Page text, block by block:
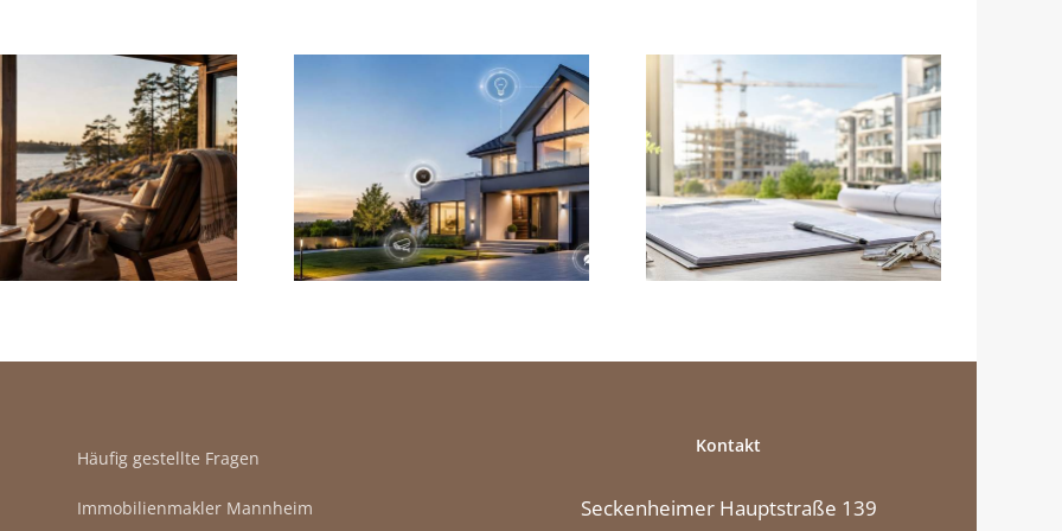
Smarte Haustechnik
beim
Immobilienverkauf:
Ein überzeugender
Mehrwert?
Neubau vom
Bauträger: Darauf
kommt es beim
Kaufvertrag an
Erst das neue Zuhause
sichern, dann die alte
Immobilie verkaufen
Häufig gestellte Fragen
Immobilienmakler Mannheim
Kontakt
Seckenheimer Hauptstraße 139